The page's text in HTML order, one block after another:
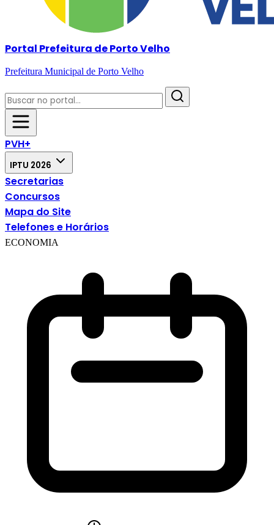
Portal Prefeitura de Porto Velho
Prefeitura Municipal de Porto Velho
PVH+
IPTU 2026
Secretarias
Concursos
Mapa do Site
Telefones e Horários
ECONOMIA